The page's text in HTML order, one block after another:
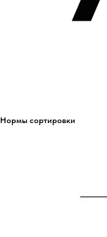
Нормы сортировки